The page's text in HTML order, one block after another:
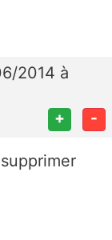
2014 à
+ -